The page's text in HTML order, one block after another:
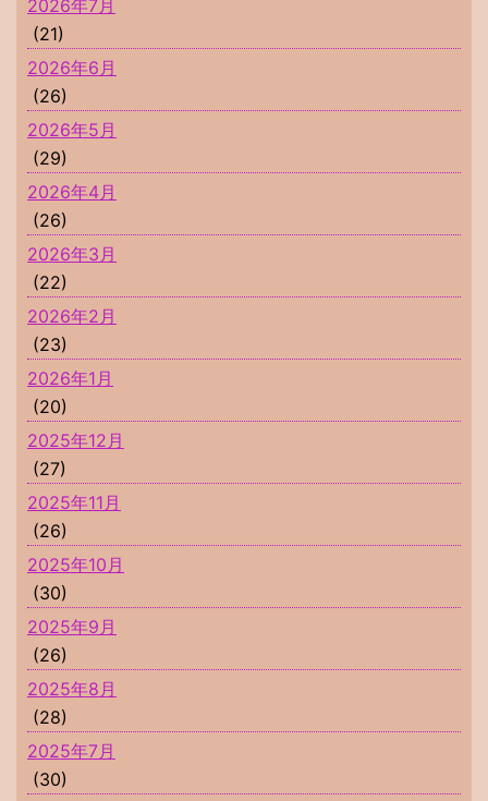
2026年7月
(21)
2026年6月
(26)
2026年5月
(29)
2026年4月
(26)
2026年3月
(22)
2026年2月
(23)
2026年1月
(20)
2025年12月
(27)
2025年11月
(26)
2025年10月
(30)
2025年9月
(26)
2025年8月
(28)
2025年7月
(30)